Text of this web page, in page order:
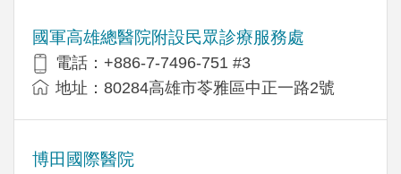
國軍高雄總醫院附設民眾診療服務處
電話：+886-7-7496-751 #3
地址：80284高雄市苓雅區中正一路2號
博田國際醫院